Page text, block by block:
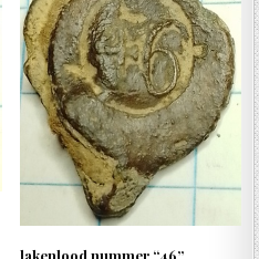
lakenlood nummer “46”